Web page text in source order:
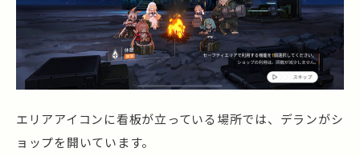
エリアアイコンに看板が立っている場所では、デランがシ
ョップを開いています。